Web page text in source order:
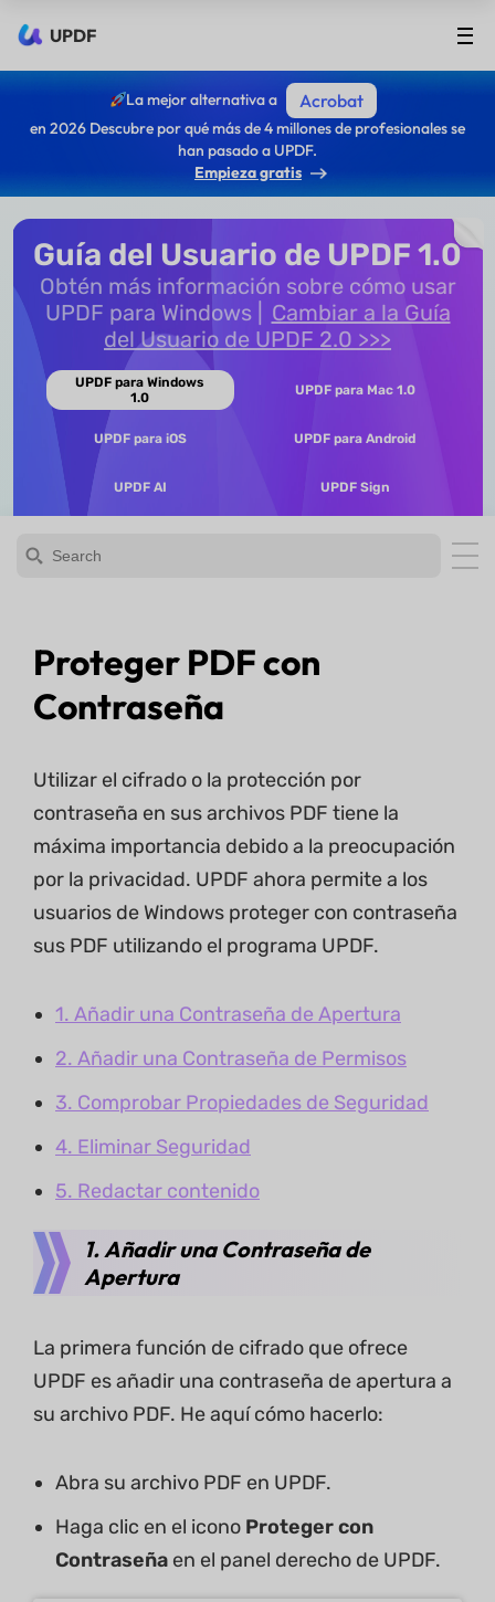
UPDF
La mejor alternativa a Acrobat
en 2026 Descubre por qué más de 4 millones de profesionales se
han pasado a UPDF.
Empieza gratis
Guía del Usuario de UPDF 1.0
Obtén más información sobre cómo usar
UPDF para Windows
Cambiar a la Guía
del Usuario de UPDF 2.0 >>>
UPDF para Windows
1.0
UPDF para Mac 1.0
UPDF para iOS UPDF para Android
UPDF AI UPDF Sign
Proteger PDF con
Contraseña
Utilizar el cifrado o la protección por
contraseña en sus archivos PDF tiene la
máxima importancia debido a la preocupación
por la privacidad. UPDF ahora permite a los
usuarios de Windows proteger con contraseña
sus PDF utilizando el programa UPDF.
1. Añadir una Contraseña de Apertura
2. Añadir una Contraseña de Permisos
3. Comprobar Propiedades de Seguridad
4. Eliminar Seguridad
5. Redactar contenido
1. Añadir una Contraseña de
Apertura
La primera función de cifrado que ofrece
UPDF es añadir una contraseña de apertura a
su archivo PDF. He aquí cómo hacerlo:
Abra su archivo PDF en UPDF.
Haga clic en el icono Proteger con
Contraseña en el panel derecho de UPDF.